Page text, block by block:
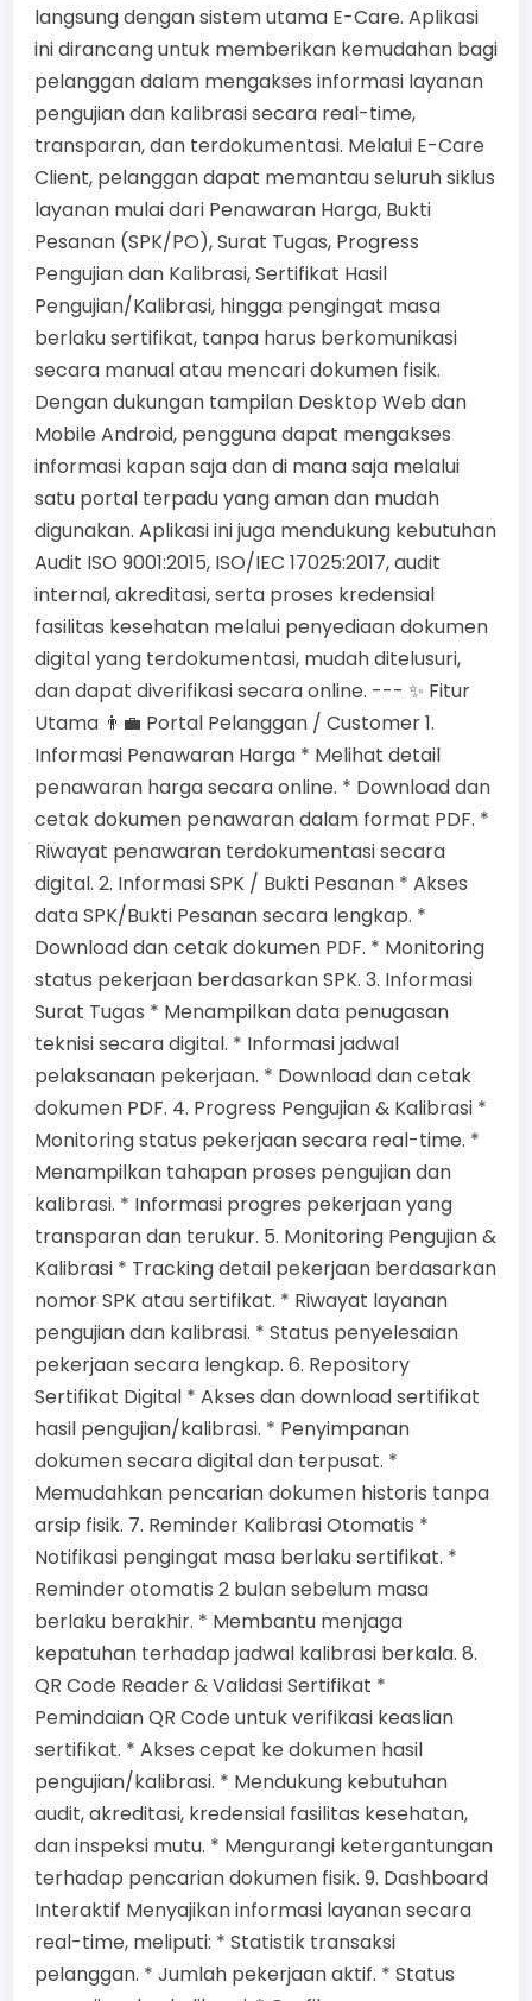
langsung dengan sistem utama E-Care. Aplikasi
ini dirancang untuk memberikan kemudahan bagi
pelanggan dalam mengakses informasi layanan
pengujian dan kalibrasi secara real-time,
transparan, dan terdokumentasi. Melalui E-Care
Client, pelanggan dapat memantau seluruh siklus
layanan mulai dari Penawaran Harga, Bukti
Pesanan (SPK/PO), Surat Tugas, Progress
Pengujian dan Kalibrasi, Sertifikat Hasil
Pengujian/Kalibrasi, hingga pengingat masa
berlaku sertifikat, tanpa harus berkomunikasi
secara manual atau mencari dokumen fisik.
Dengan dukungan tampilan Desktop Web dan
Mobile Android, pengguna dapat mengakses
informasi kapan saja dan di mana saja melalui
satu portal terpadu yang aman dan mudah
digunakan. Aplikasi ini juga mendukung kebutuhan
Audit ISO 9001:2015, ISO/IEC 17025:2017, audit
internal, akreditasi, serta proses kredensial
fasilitas kesehatan melalui penyediaan dokumen
digital yang terdokumentasi, mudah ditelusuri,
dan dapat diverifikasi secara online. --- ✨ Fitur
Utama 👨‍💼 Portal Pelanggan / Customer 1.
Informasi Penawaran Harga * Melihat detail
penawaran harga secara online. * Download dan
cetak dokumen penawaran dalam format PDF. *
Riwayat penawaran terdokumentasi secara
digital. 2. Informasi SPK / Bukti Pesanan * Akses
data SPK/Bukti Pesanan secara lengkap. *
Download dan cetak dokumen PDF. * Monitoring
status pekerjaan berdasarkan SPK. 3. Informasi
Surat Tugas * Menampilkan data penugasan
teknisi secara digital. * Informasi jadwal
pelaksanaan pekerjaan. * Download dan cetak
dokumen PDF. 4. Progress Pengujian & Kalibrasi *
Monitoring status pekerjaan secara real-time. *
Menampilkan tahapan proses pengujian dan
kalibrasi. * Informasi progres pekerjaan yang
transparan dan terukur. 5. Monitoring Pengujian &
Kalibrasi * Tracking detail pekerjaan berdasarkan
nomor SPK atau sertifikat. * Riwayat layanan
pengujian dan kalibrasi. * Status penyelesaian
pekerjaan secara lengkap. 6. Repository
Sertifikat Digital * Akses dan download sertifikat
hasil pengujian/kalibrasi. * Penyimpanan
dokumen secara digital dan terpusat. *
Memudahkan pencarian dokumen historis tanpa
arsip fisik. 7. Reminder Kalibrasi Otomatis *
Notifikasi pengingat masa berlaku sertifikat. *
Reminder otomatis 2 bulan sebelum masa
berlaku berakhir. * Membantu menjaga
kepatuhan terhadap jadwal kalibrasi berkala. 8.
QR Code Reader & Validasi Sertifikat *
Pemindaian QR Code untuk verifikasi keaslian
sertifikat. * Akses cepat ke dokumen hasil
pengujian/kalibrasi. * Mendukung kebutuhan
audit, akreditasi, kredensial fasilitas kesehatan,
dan inspeksi mutu. * Mengurangi ketergantungan
terhadap pencarian dokumen fisik. 9. Dashboard
Interaktif Menyajikan informasi layanan secara
real-time, meliputi: * Statistik transaksi
pelanggan. * Jumlah pekerjaan aktif. * Status